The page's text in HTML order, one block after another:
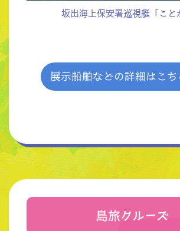
坂出海上保安署巡視艇「こと
展示船舶などの詳細はこち
島旅クルーズ